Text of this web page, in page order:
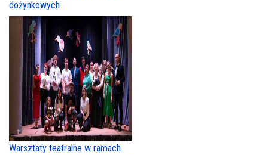
dożynkowych
Warsztaty teatralne w ramach